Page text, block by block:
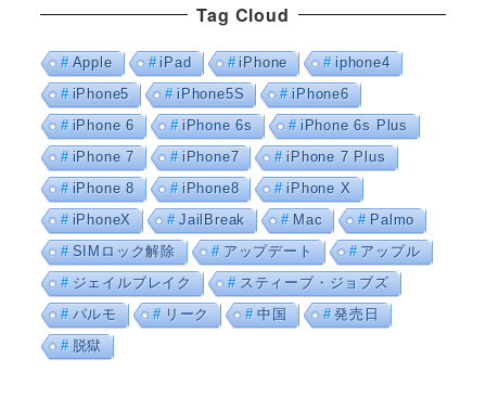
Tag Cloud
Apple iPad iPhone
iphone4
iPhone5
iPhone5S
iPhone6
iPhone 6
iPhone 6s
iPhone 6s Plus
iPhone 7
iPhone7
iPhone 7 Plus
iPhone 8
iPhone8
iPhone X
iPhoneX
JailBreak Mac
Palmo
SIMロック解除
アップデート
アップル
ジェイルブレイク
スティーブ・ジョブズ
パルモ
リーク 中国
発売日
脱獄